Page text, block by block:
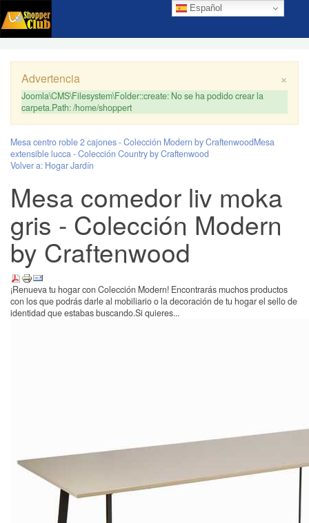
Español
×
Advertencia
Joomla\CMS\Filesystem\Folder::create: No se ha podido crear la
carpeta.Path: /home/shoppert
Mesa centro roble 2 cajones - Colección Modern by CraftenwoodMesa
extensible lucca - Colección Country by Craftenwood
Volver a: Hogar Jardín
Mesa comedor liv moka
gris - Colección Modern
by Craftenwood
¡Renueva tu hogar con Colección Modern! Encontrarás muchos productos
con los que podrás darle al mobiliario o la decoración de tu hogar el sello de
identidad que estabas buscando.Si quieres...